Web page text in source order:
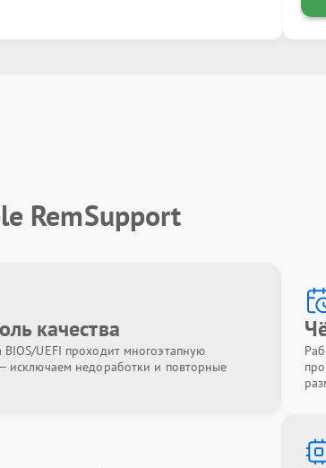
RemSupport
качества
BIOS/UEFI проходит многоэтапную
исключаем недоработки и повторные